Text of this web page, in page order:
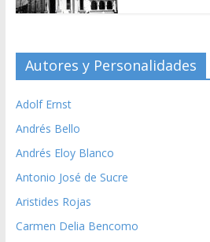
Autores y Personalidades
Adolf Ernst
Andrés Bello
Andrés Eloy Blanco
Antonio José de Sucre
Aristides Rojas
Carmen Delia Bencomo